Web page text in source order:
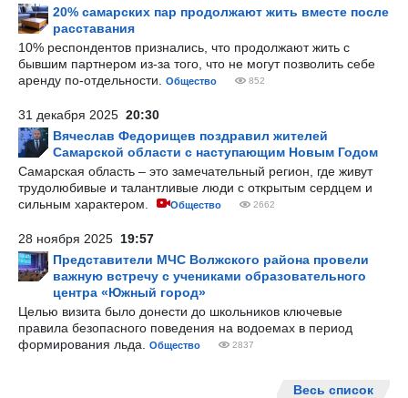
20% самарских пар продолжают жить вместе после
расставания
10% респондентов признались, что продолжают жить с
бывшим партнером из-за того, что не могут позволить себе
аренду по-отдельности.
Общество 852
31 декабря 2025 20:30
Вячеслав Федорищев поздравил жителей
Самарской области с наступающим Новым Годом
Самарская область – это замечательный регион, где живут
трудолюбивые и талантливые люди с открытым сердцем и
сильным характером.
Общество 2662
28 ноября 2025 19:57
Представители МЧС Волжского района провели
важную встречу с учениками образовательного
центра «Южный город»
Целью визита было донести до школьников ключевые
правила безопасного поведения на водоемах в период
формирования льда.
Общество 2837
Весь список